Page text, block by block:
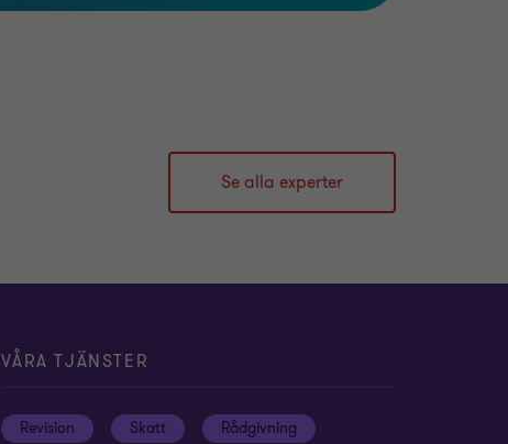
Se alla experter
VÅRA TJÄNSTER
Revision Skatt Rådgivning